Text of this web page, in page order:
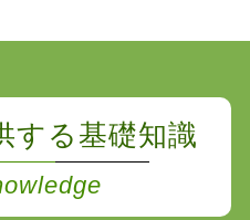
する基礎知識